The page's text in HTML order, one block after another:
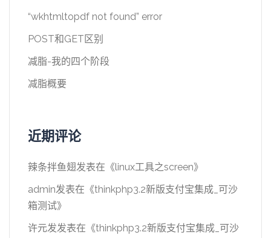
“wkhtmltopdf not found” error
POST和GET区别
减脂-我的四个阶段
减脂概要
近期评论
辣条拌鱼翅发表在《linux工具之screen》
admin发表在《thinkphp3.2新版支付宝集成_可沙
箱测试》
许元发发表在《thinkphp3.2新版支付宝集成_可沙